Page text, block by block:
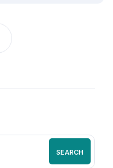
SEARCH